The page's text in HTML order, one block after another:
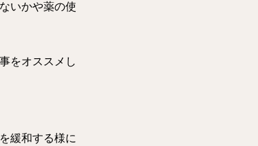
いかや薬の使
をオススメし
緩和する様に